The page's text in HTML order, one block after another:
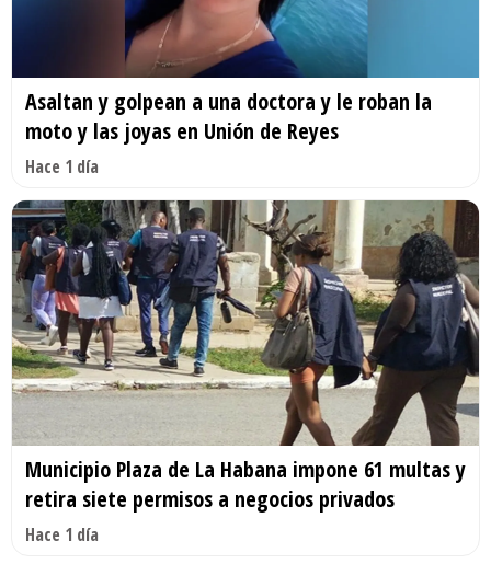
Asaltan y golpean a una doctora y le roban la
moto y las joyas en Unión de Reyes
Hace 1 día
Municipio Plaza de La Habana impone 61 multas y
retira siete permisos a negocios privados
Hace 1 día